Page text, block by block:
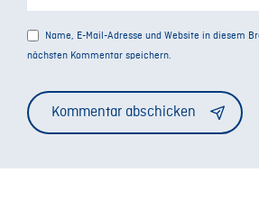
Name, E-Mail-Adresse und Website in diesem
nächsten Kommentar speichern.